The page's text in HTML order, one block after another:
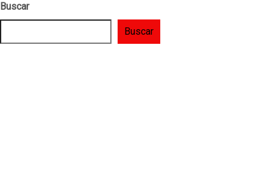
Buscar
Buscar